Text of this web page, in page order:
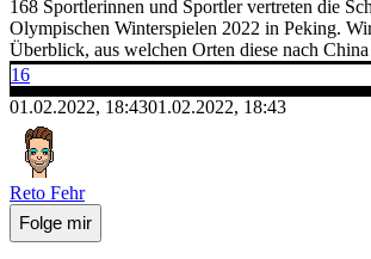
168 Sportlerinnen und Sportler vertreten die
Olympischen Winterspielen 2022 in Peking.
Überblick, aus welchen Orten diese nach China
16
01.02.2022, 18:4301.02.2022, 18:43
Reto Fehr
Folge mir